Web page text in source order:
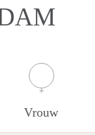
Vrouw